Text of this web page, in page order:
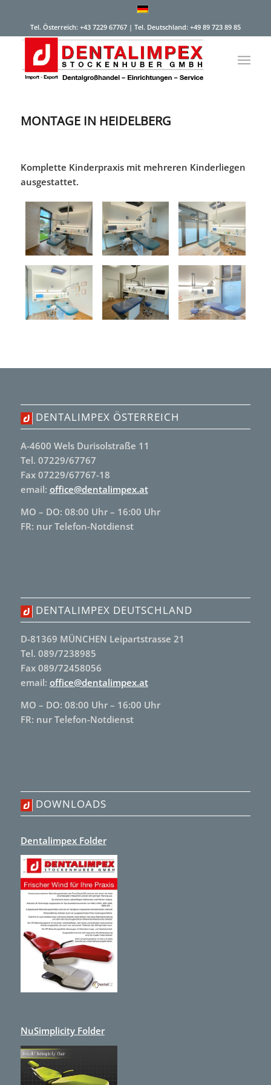
Tel. Österreich: +43 7229 67767 | Tel. Deutschland: +49 89 723 89 85
MONTAGE IN HEIDELBERG
Komplette Kinderpraxis mit mehreren Kinderliegen
ausgestattet.
DENTALIMPEX ÖSTERREICH
A-4600 Wels Durisolstraße 11
Tel. 07229/67767
Fax 07229/67767-18
email: office@dentalimpex.at
MO – DO: 08:00 Uhr – 16:00 Uhr
FR: nur Telefon-Notdienst
DENTALIMPEX DEUTSCHLAND
D-81369 MÜNCHEN Leipartstrasse 21
Tel. 089/7238985
Fax 089/72458056
email: office@dentalimpex.at
MO – DO: 08:00 Uhr – 16:00 Uhr
FR: nur Telefon-Notdienst
DOWNLOADS
Dentalimpex Folder
NuSimplicity Folder